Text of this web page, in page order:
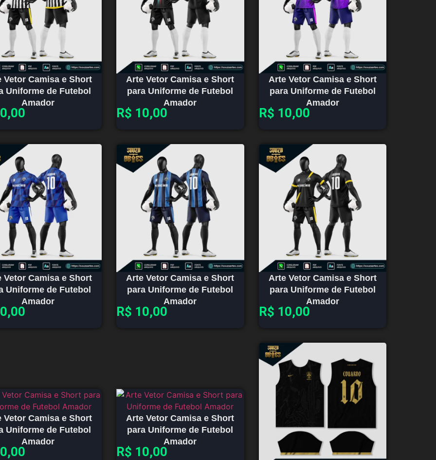
Vetor Camisa e Short
Uniforme de Futebol
Amador
Arte Vetor Camisa e Short
para Uniforme de Futebol
Amador
R$ 10,00
Arte Vetor Camisa e Short
para Uniforme de Futebol
Amador
R$ 10,00
Vetor Camisa e Short
Uniforme de Futebol
Amador
Arte Vetor Camisa e Short
para Uniforme de Futebol
Amador
R$ 10,00
Arte Vetor Camisa e Short
para Uniforme de Futebol
Amador
R$ 10,00
Vetor Camisa e Short
Uniforme de Futebol
Amador
Arte Vetor Camisa e Short
para Uniforme de Futebol
Amador
R$ 10,00